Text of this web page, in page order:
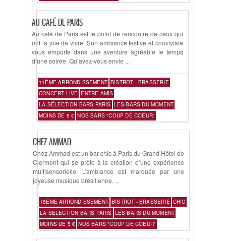
AU CAFÉ DE PARIS
Au café de Paris est le point de rencontre de ceux qui
ont la joie de vivre. Son ambiance festive et conviviale
vous emporte dans une aventure agréable le temps
d’une soirée. Qu’avez-vous envie ...
11ÈME ARRONDISSEMENT BISTROT - BRASSERIE
CONCERT LIVE ENTRE AMIS
LA SÉLECTION BARS PARIS LES BARS DU MOMENT
MOINS DE 5 € NOS BARS "COUP DE COEUR"
CHEZ AMMAD
Chez Ammad est un bar chic à Paris du Grand Hôtel de
Clermont qui se prête à la création d’une expérience
multisensorielle. L’ambiance est marquée par une
joyeuse musique brésilienne, ...
18ÈME ARRONDISSEMENT BISTROT - BRASSERIE CHIC
LA SÉLECTION BARS PARIS LES BARS DU MOMENT
MOINS DE 5 € NOS BARS "COUP DE COEUR"